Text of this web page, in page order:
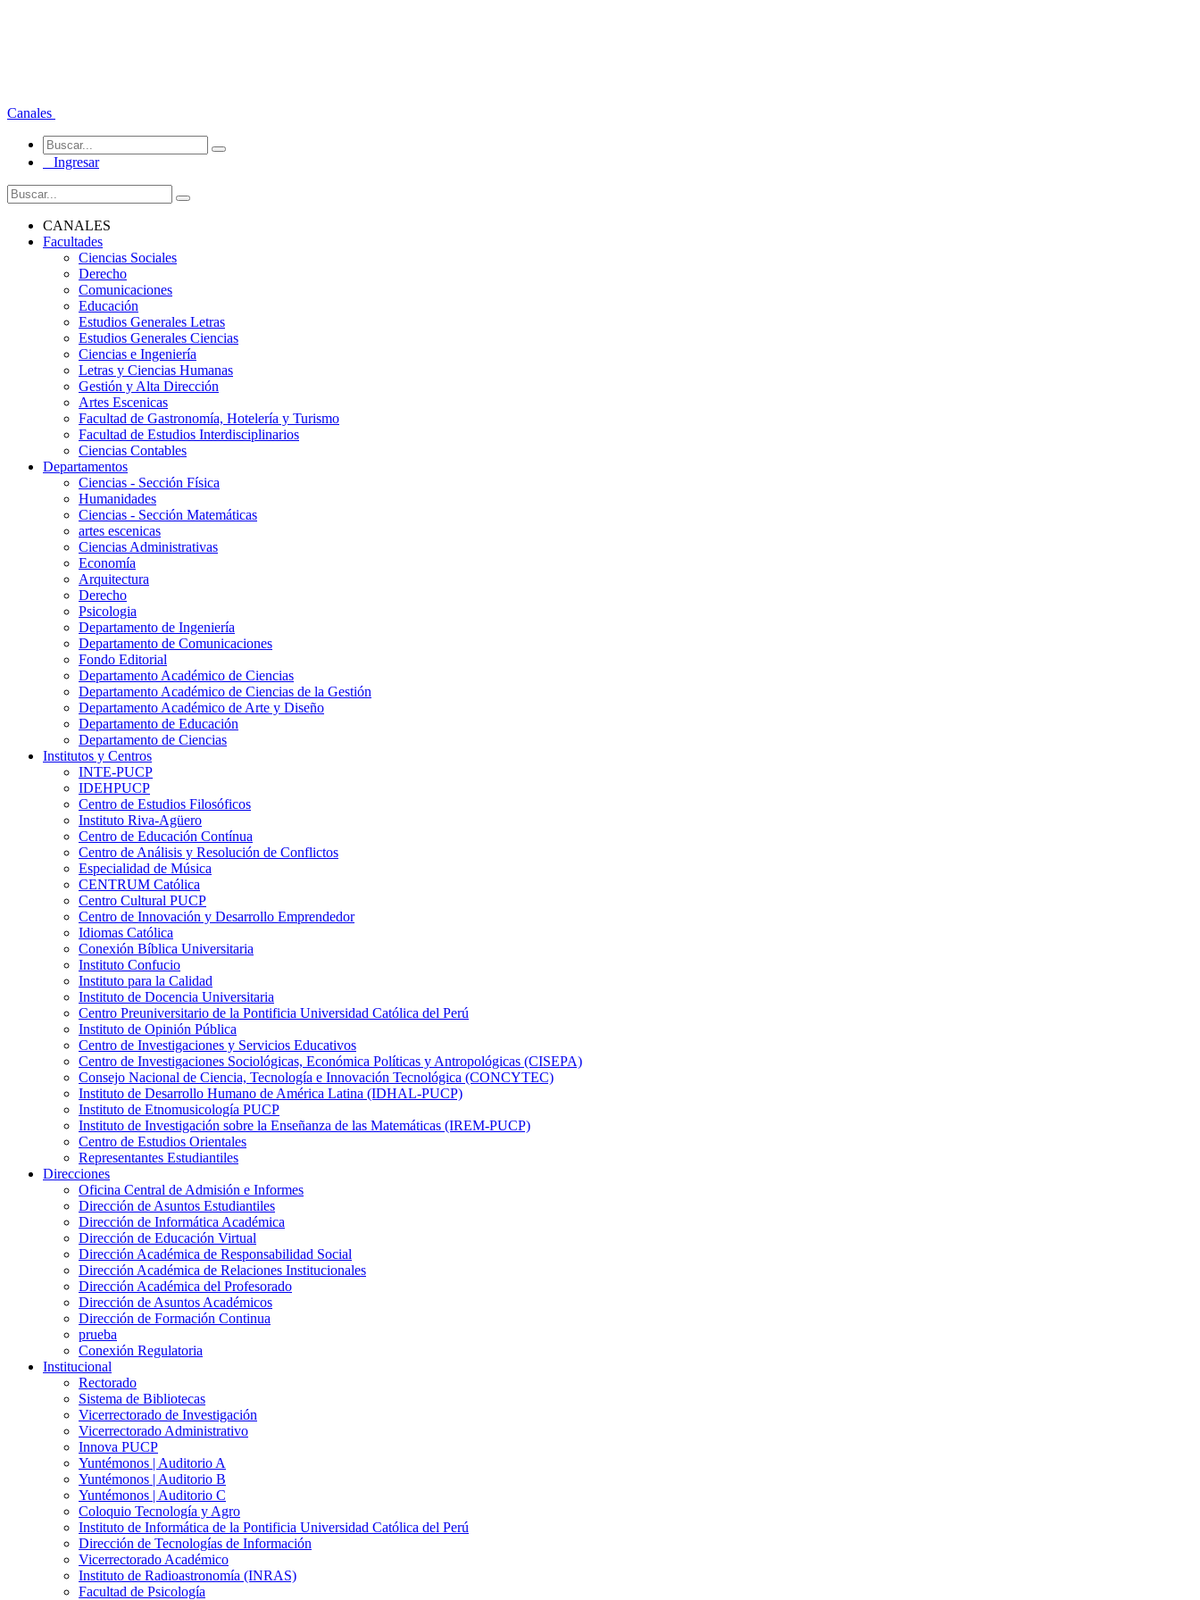
Canales
Ingresar
CANALES
Facultades
Ciencias Sociales
Derecho
Comunicaciones
Educación
Estudios Generales Letras
Estudios Generales Ciencias
Ciencias e Ingeniería
Letras y Ciencias Humanas
Gestión y Alta Dirección
Artes Escenicas
Facultad de Gastronomía, Hotelería y Turismo
Facultad de Estudios Interdisciplinarios
Ciencias Contables
Departamentos
Ciencias - Sección Física
Humanidades
Ciencias - Sección Matemáticas
artes escenicas
Ciencias Administrativas
Economía
Arquitectura
Derecho
Psicologia
Departamento de Ingeniería
Departamento de Comunicaciones
Fondo Editorial
Departamento Académico de Ciencias
Departamento Académico de Ciencias de la Gestión
Departamento Académico de Arte y Diseño
Departamento de Educación
Departamento de Ciencias
Institutos y Centros
INTE-PUCP
IDEHPUCP
Centro de Estudios Filosóficos
Instituto Riva-Agüero
Centro de Educación Contínua
Centro de Análisis y Resolución de Conflictos
Especialidad de Música
CENTRUM Católica
Centro Cultural PUCP
Centro de Innovación y Desarrollo Emprendedor
Idiomas Católica
Conexión Bíblica Universitaria
Instituto Confucio
Instituto para la Calidad
Instituto de Docencia Universitaria
Centro Preuniversitario de la Pontificia Universidad Católica del Perú
Instituto de Opinión Pública
Centro de Investigaciones y Servicios Educativos
Centro de Investigaciones Sociológicas, Económica Políticas y Antropológicas (CISEPA)
Consejo Nacional de Ciencia, Tecnología e Innovación Tecnológica (CONCYTEC)
Instituto de Desarrollo Humano de América Latina (IDHAL-PUCP)
Instituto de Etnomusicología PUCP
Instituto de Investigación sobre la Enseñanza de las Matemáticas (IREM-PUCP)
Centro de Estudios Orientales
Representantes Estudiantiles
Direcciones
Oficina Central de Admisión e Informes
Dirección de Asuntos Estudiantiles
Dirección de Informática Académica
Dirección de Educación Virtual
Dirección Académica de Responsabilidad Social
Dirección Académica de Relaciones Institucionales
Dirección Académica del Profesorado
Dirección de Asuntos Académicos
Dirección de Formación Continua
prueba
Conexión Regulatoria
Institucional
Rectorado
Sistema de Bibliotecas
Vicerrectorado de Investigación
Vicerrectorado Administrativo
Innova PUCP
Yuntémonos | Auditorio A
Yuntémonos | Auditorio B
Yuntémonos | Auditorio C
Coloquio Tecnología y Agro
Instituto de Informática de la Pontificia Universidad Católica del Perú
Dirección de Tecnologías de Información
Vicerrectorado Académico
Instituto de Radioastronomía (INRAS)
Facultad de Psicología